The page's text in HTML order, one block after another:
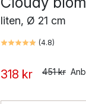
liten, Ø 21 cm
(4.8)
318 kr 451 kr